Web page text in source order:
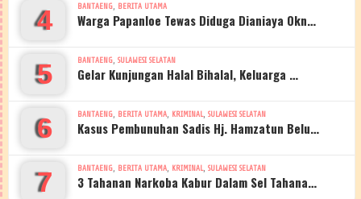
4 BANTAENG, BERITA UTAMA
Warga Papanloe Tewas Diduga Dianiaya Okn…
5 BANTAENG, SULAWESI SELATAN
Gelar Kunjungan Halal Bihalal, Keluarga …
6 BANTAENG, BERITA UTAMA, KRIMINAL, SULAWESI SELATAN
Kasus Pembunuhan Sadis Hj. Hamzatun Belu…
7 BANTAENG, BERITA UTAMA, KRIMINAL, SULAWESI SELATAN
3 Tahanan Narkoba Kabur Dalam Sel Tahana…